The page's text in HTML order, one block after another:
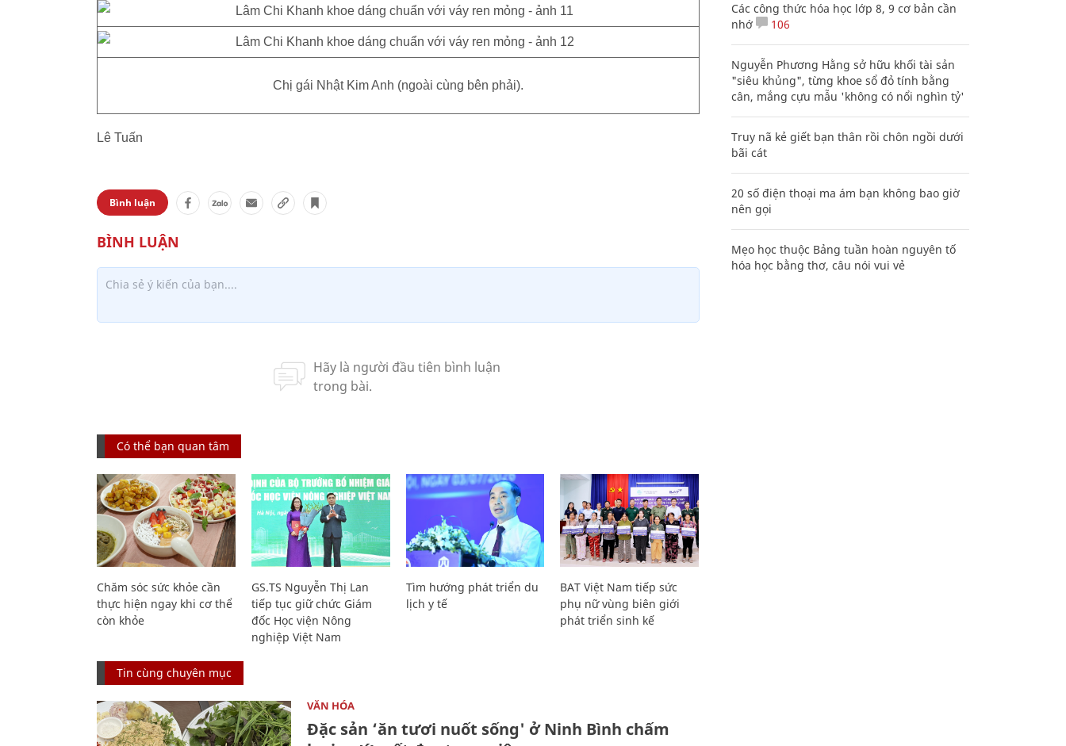
Chị gái Nhật Kim Anh (ngoài cùng bên phải).
Lê Tuấn
Bình luận
Có thể bạn quan tâm
Chăm sóc sức khỏe cần
thực hiện ngay khi cơ thể
còn khỏe
GS.TS Nguyễn Thị Lan
tiếp tục giữ chức Giám
đốc Học viện Nông
nghiệp Việt Nam
Tìm hướng phát triển du
lịch y tế
BAT Việt Nam tiếp sức
phụ nữ vùng biên giới
phát triển sinh kế
Tin cùng chuyên mục
VĂN HÓA
Đặc sản ‘ăn tươi nuốt sống' ở Ninh Bình chấm
Các công thức hóa học lớp 8, 9 cơ bản cần
nhớ
106
Nguyễn Phương Hằng sở hữu khối tài sản
"siêu khủng", từng khoe sổ đỏ tính bằng
cân, mắng cựu mẫu 'không có nổi nghìn tỷ'
Truy nã kẻ giết bạn thân rồi chôn ngồi dưới
bãi cát
20 số điện thoại ma ám bạn không bao giờ
nên gọi
Mẹo học thuộc Bảng tuần hoàn nguyên tố
hóa học bằng thơ, câu nói vui vẻ